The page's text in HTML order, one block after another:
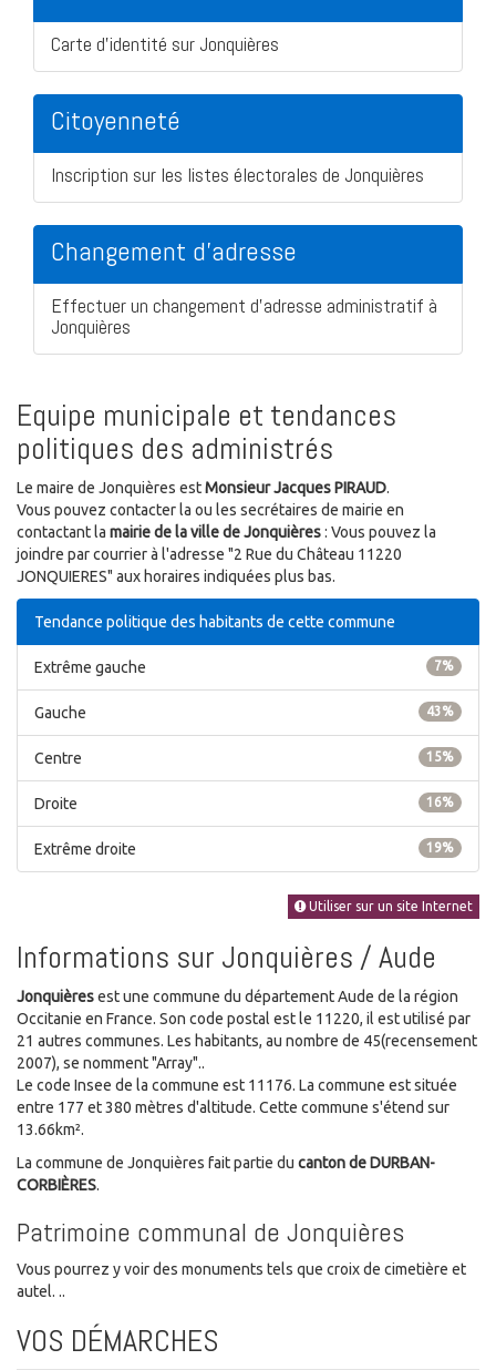
Carte d'identité sur Jonquières
Citoyenneté
Inscription sur les listes électorales de Jonquières
Changement d'adresse
Effectuer un changement d'adresse administratif à
Jonquières
Equipe municipale et tendances
politiques des administrés
Le maire de Jonquières estMonsieur Jacques PIRAUD.
Vous pouvez contacter la ou les secrétaires de mairie en
contactant la mairie de la ville de Jonquières: Vous pouvez la
joindre par courrier à l'adresse "2 Rue du Château 11220
JONQUIERES" aux horaires indiquées plus bas.
Tendance politique des habitants de cette commune
7%
Extrême gauche
43%
Gauche
15%
Centre
16%
Droite
19%
Extrême droite
Utiliser sur un site Internet
Informations sur Jonquières / Aude
Jonquièresest une commune du département Aude de la région
Occitanie en France. Son code postal est le 11220, il est utilisé par
21 autres communes. Les habitants, au nombre de 45(recensement
2007), se nomment "Array"..
Le code Insee de la commune est 11176. La commune est située
entre 177 et 380 mètres d'altitude. Cette commune s'étend sur
13.66km².
La commune de Jonquières fait partie du canton de DURBAN-
CORBIÈRES.
Patrimoine communal de Jonquières
Vous pourrez y voir des monuments tels que croix de cimetière et
autel. ..
VOS DÉMARCHES